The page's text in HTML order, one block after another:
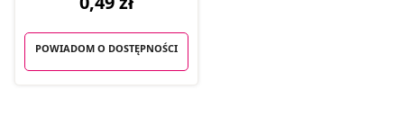
POWIADOM O DOSTĘPNOŚCI